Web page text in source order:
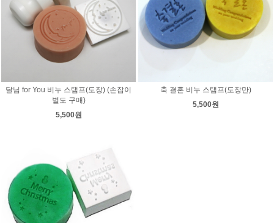
달님 for You 비누 스탬프(도장) (손잡이
별도 구매)
5,500원
축 결혼 비누 스탬프(도장만)
5,500원